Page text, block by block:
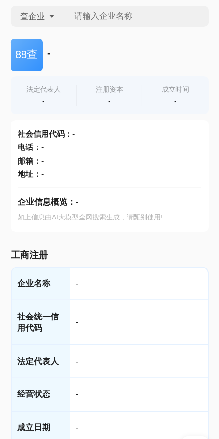
查企业
查企业
查产地
88查 -
法定代表人
-
注册资本
-
成立时间
-
社会信用代码： -
电话： -
邮箱： -
地址： -
企业信息概览： -
如上信息由AI大模型全网搜索生成，请甄别使用!
工商注册
企业名称 -
社会统一信
用代码
-
法定代表人 -
经营状态 -
成立日期 -